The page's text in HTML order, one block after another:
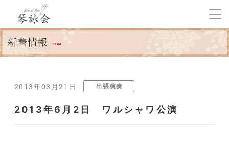
2013年03月21日 出張演奏
2013年6月2日 ワルシャワ公演